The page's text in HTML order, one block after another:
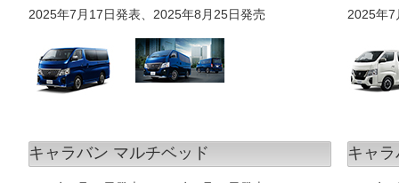
2025年7月17日発表、2025年8月25日発売 2025年7
キャラバン マルチベッド キャ